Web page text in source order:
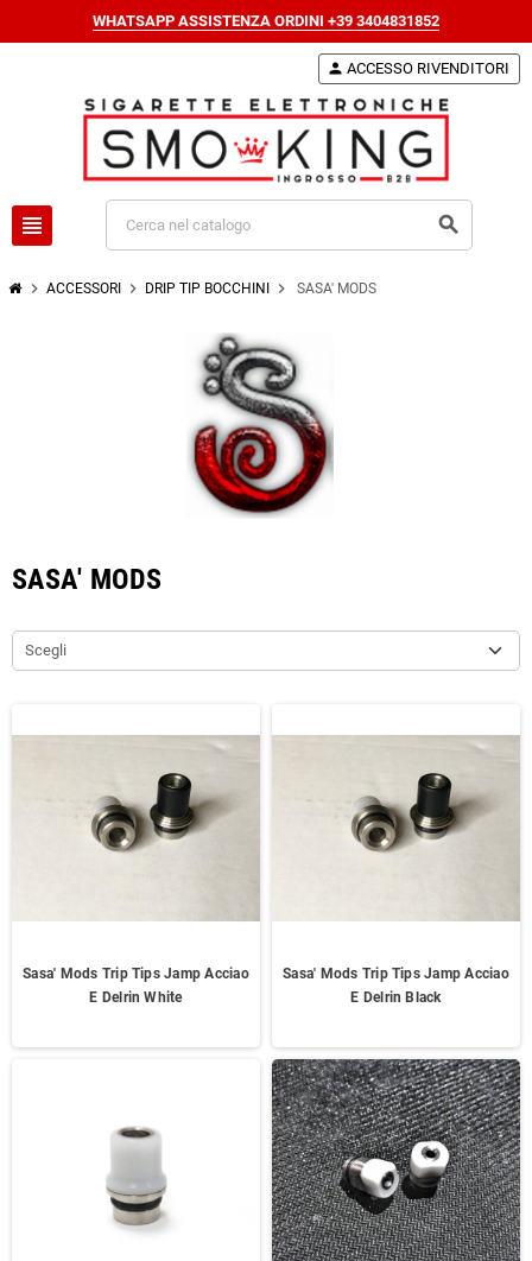
WHATSAPP ASSISTENZA ORDINI +39 3404831852
view_headline search
person ACCESSO RIVENDITORI
chevron_right ACCESSORI chevron_right DRIP TIP BOCCHINI chevron_right SASA' MODS
SASA' MODS
Scegli
Sasa' Mods Trip Tips Jamp Acciao
E Delrin White
Sasa' Mods Trip Tips Jamp Acciao
E Delrin Black